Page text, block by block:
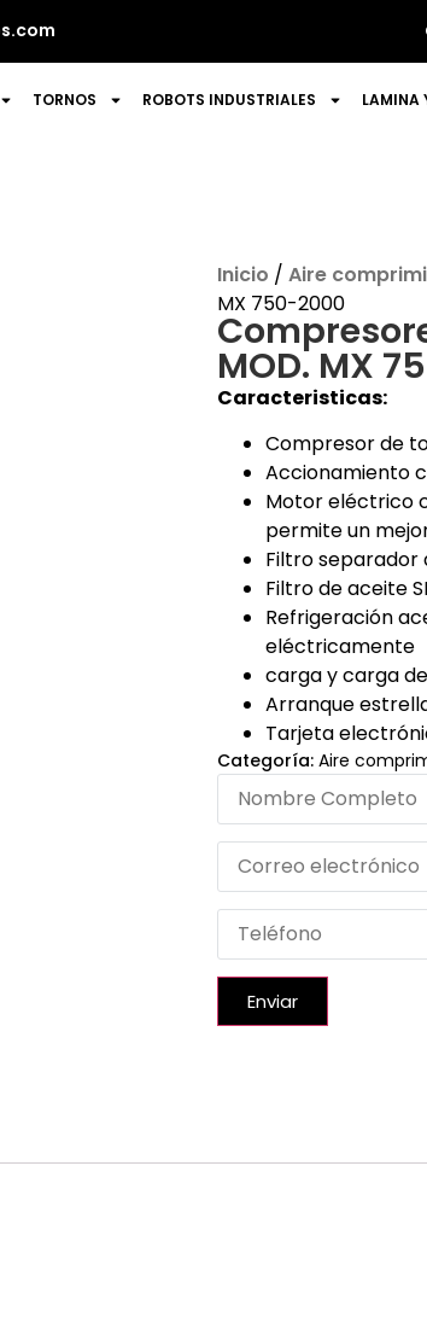
TORNOS ROBOTS INDUSTRIALES LAMINA
Inicio / Aire
MX 750-2000
MOD. MX
Caracteristicas:
Compresor de
Accionamiento
Motor eléctrico
permite un
Filtro separador
Filtro de aceite
Refrigeración
eléctricamente
carga y carga
Arranque
Tarjeta
Categoría: Aire
Enviar